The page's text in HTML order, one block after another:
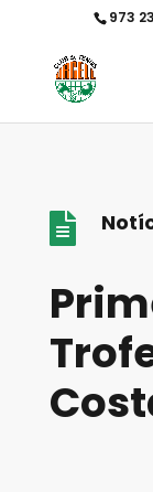
973
